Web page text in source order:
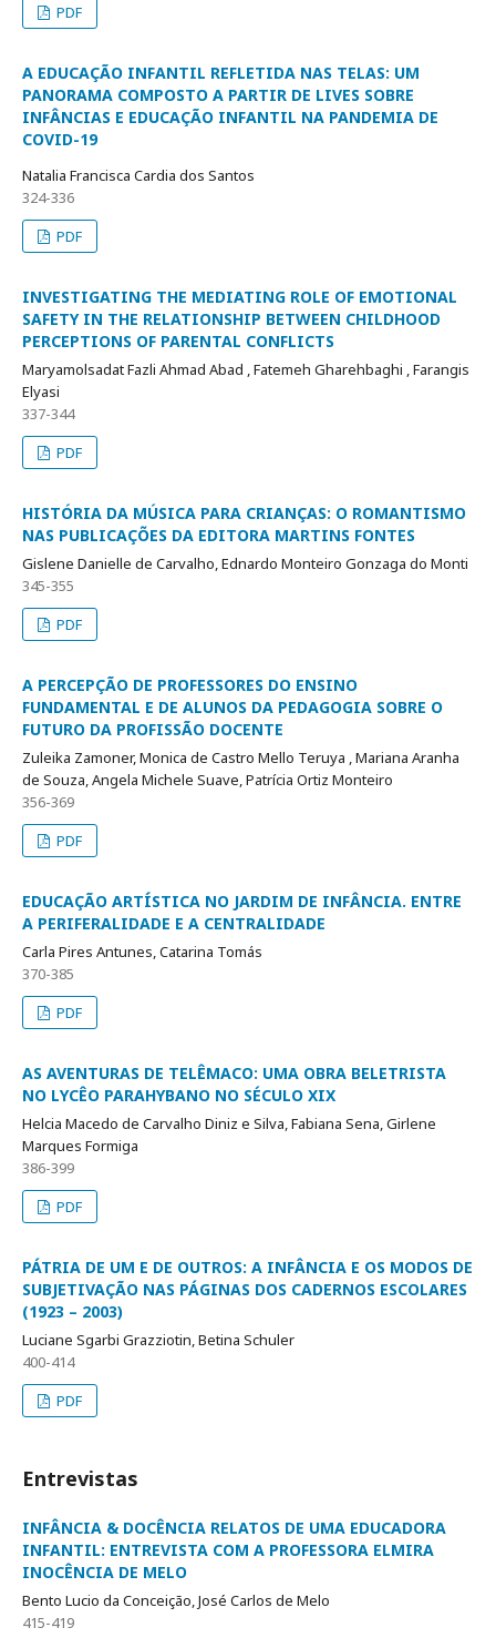
PDF
A EDUCAÇÃO INFANTIL REFLETIDA NAS TELAS: UM
PANORAMA COMPOSTO A PARTIR DE LIVES SOBRE
INFÂNCIAS E EDUCAÇÃO INFANTIL NA PANDEMIA DE
COVID-19
Natalia Francisca Cardia dos Santos
324-336
PDF
INVESTIGATING THE MEDIATING ROLE OF EMOTIONAL
SAFETY IN THE RELATIONSHIP BETWEEN CHILDHOOD
PERCEPTIONS OF PARENTAL CONFLICTS
Maryamolsadat Fazli Ahmad Abad , Fatemeh Gharehbaghi , Farangis
Elyasi
337-344
PDF
HISTÓRIA DA MÚSICA PARA CRIANÇAS: O ROMANTISMO
NAS PUBLICAÇÕES DA EDITORA MARTINS FONTES
Gislene Danielle de Carvalho, Ednardo Monteiro Gonzaga do Monti
345-355
PDF
A PERCEPÇÃO DE PROFESSORES DO ENSINO
FUNDAMENTAL E DE ALUNOS DA PEDAGOGIA SOBRE O
FUTURO DA PROFISSÃO DOCENTE
Zuleika Zamoner, Monica de Castro Mello Teruya , Mariana Aranha
de Souza, Angela Michele Suave, Patrícia Ortiz Monteiro
356-369
PDF
EDUCAÇÃO ARTÍSTICA NO JARDIM DE INFÂNCIA. ENTRE
A PERIFERALIDADE E A CENTRALIDADE
Carla Pires Antunes, Catarina Tomás
370-385
PDF
AS AVENTURAS DE TELÊMACO: UMA OBRA BELETRISTA
NO LYCÊO PARAHYBANO NO SÉCULO XIX
Helcia Macedo de Carvalho Diniz e Silva, Fabiana Sena, Girlene
Marques Formiga
386-399
PDF
PÁTRIA DE UM E DE OUTROS: A INFÂNCIA E OS MODOS DE
SUBJETIVAÇÃO NAS PÁGINAS DOS CADERNOS ESCOLARES
(1923 – 2003)
Luciane Sgarbi Grazziotin, Betina Schuler
400-414
PDF
Entrevistas
INFÂNCIA & DOCÊNCIA RELATOS DE UMA EDUCADORA
INFANTIL: ENTREVISTA COM A PROFESSORA ELMIRA
INOCÊNCIA DE MELO
Bento Lucio da Conceição, José Carlos de Melo
415-419